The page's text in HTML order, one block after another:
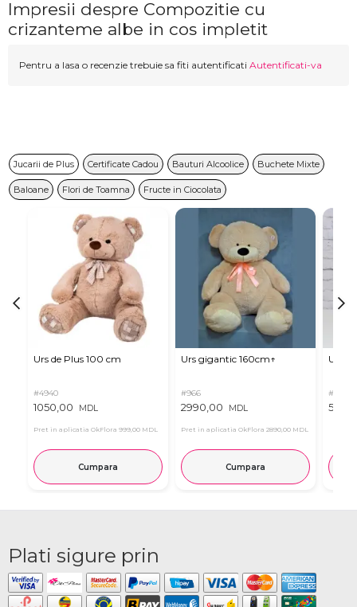
Impresii despre Compozitie cu
crizanteme albe in cos impletit
Pentru a lasa o recenzie trebuie sa fiti autentificati Autentificati-va
Jucarii de Plus Certificate Cadou Bauturi Alcoolice Buchete Mixte
Baloane Flori de Toamna Fructe in Ciocolata
Urs de Plus 100 cm
#4940
1050,00 MDL
Pret in aplicatia OkFlora 999,00 MDL
Cumpara
Urs gigantic 160cm↑
#966
2990,00 MDL
Pret in aplicatia OkFlora 2890,00 MDL
Cumpara
Urs
#11
Plati sigure prin